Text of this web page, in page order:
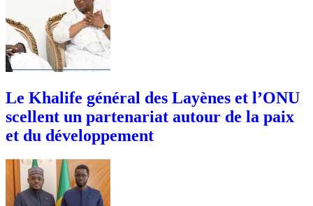
Le Khalife général des Layènes et l’ONU
scellent un partenariat autour de la paix
et du développement